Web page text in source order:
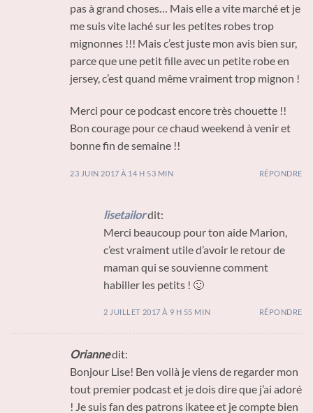
pas à grand choses… Mais elle a vite marché et je
me suis vite laché sur les petites robes trop
mignonnes !!! Mais c’est juste mon avis bien sur,
parce que une petit fille avec un petite robe en
jersey, c’est quand même vraiment trop mignon !
Merci pour ce podcast encore très chouette !!
Bon courage pour ce chaud weekend à venir et
bonne fin de semaine !!
23 JUIN 2017 À 14 H 53 MIN RÉPONDRE
lisetailordit:
Merci beaucoup pour ton aide Marion,
c’est vraiment utile d’avoir le retour de
maman qui se souvienne comment
habiller les petits ! 🙂
2 JUILLET 2017 À 9 H 55 MIN RÉPONDRE
Oriannedit:
Bonjour Lise! Ben voilà je viens de regarder mon
tout premier podcast et je dois dire que j’ai adoré
! Je suis fan des patrons ikatee et je compte bien